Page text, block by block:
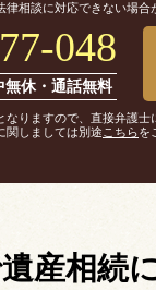
相談に対応できない場合
048
休・通話無料
りますので、直接弁護士
しましては別途 こちらを
産相続